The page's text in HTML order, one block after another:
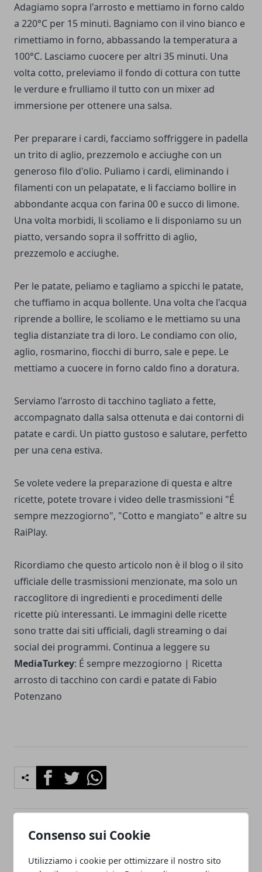
Consenso sui Cookie
Utilizziamo i cookie per ottimizzare il nostro sito
Adagiamo sopra l'arrosto e mettiamo in forno caldo
a 220°C per 15 minuti. Bagniamo con il vino bianco e
rimettiamo in forno, abbassando la temperatura a
100°C. Lasciamo cuocere per altri 35 minuti. Una
volta cotto, preleviamo il fondo di cottura con tutte
le verdure e frulliamo il tutto con un mixer ad
immersione per ottenere una salsa.
Per preparare i cardi, facciamo soffriggere in padella
un trito di aglio, prezzemolo e acciughe con un
generoso filo d'olio. Puliamo i cardi, eliminando i
filamenti con un pelapatate, e li facciamo bollire in
abbondante acqua con farina 00 e succo di limone.
Una volta morbidi, li scoliamo e li disponiamo su un
piatto, versando sopra il soffritto di aglio,
prezzemolo e acciughe.
Per le patate, peliamo e tagliamo a spicchi le patate,
che tuffiamo in acqua bollente. Una volta che l'acqua
riprende a bollire, le scoliamo e le mettiamo su una
teglia distanziate tra di loro. Le condiamo con olio,
aglio, rosmarino, fiocchi di burro, sale e pepe. Le
mettiamo a cuocere in forno caldo fino a doratura.
Serviamo l'arrosto di tacchino tagliato a fette,
accompagnato dalla salsa ottenuta e dai contorni di
patate e cardi. Un piatto gustoso e salutare, perfetto
per una cena estiva.
Se volete vedere la preparazione di questa e altre
ricette, potete trovare i video delle trasmissioni "É
sempre mezzogiorno", "Cotto e mangiato" e altre su
RaiPlay.
Ricordiamo che questo articolo non è il blog o il sito
ufficiale delle trasmissioni menzionate, ma solo un
raccoglitore di ingredienti e procedimenti delle
ricette più interessanti. Le immagini delle ricette
sono tratte dai siti ufficiali, dagli streaming o dai
social dei programmi. Continua a leggere su
MediaTurkey: É sempre mezzogiorno | Ricetta
arrosto di tacchino con cardi e patate di Fabio
Potenzano
FacebookTwitterWhatsapp
Articolo Precedente
sfortunati di domani, 31
chi è l'ex marito? "Motivi